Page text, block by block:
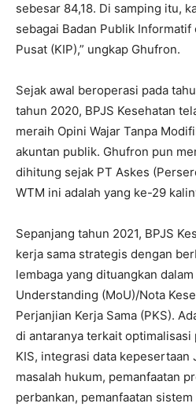
sebesar 84,18. Di samping itu,
sebagai Badan Publik
Pusat (KIP),” ungkap Ghufron.
Sejak awal beroperasi pada
tahun 2020, BPJS Kesehatan
meraih Opini Wajar Tanpa
akuntan publik. Ghufron pun
dihitung sejak PT Askes
WTM ini adalah yang ke-29
Sepanjang tahun 2021, BPJS
kerja sama strategis dengan
lembaga yang dituangkan
Understanding (MoU)/Nota
Perjanjian Kerja Sama (PKS).
di antaranya terkait
KIS, integrasi data kepesertaan
masalah hukum, pemanfaatan
perbankan, pemanfaatan